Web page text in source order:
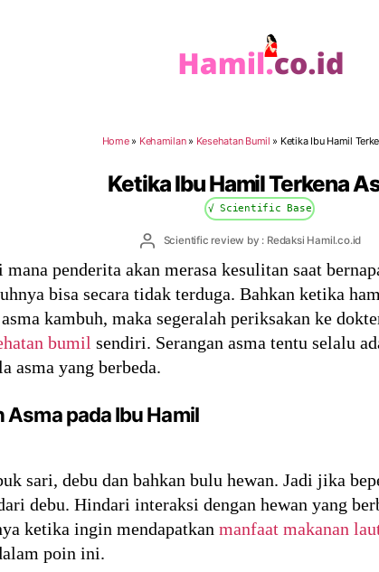
Home» Kehamilan» Kesehatan Bumil » Ketika Ibu Hamil
Ketika Ibu Hamil Terkena
√ Scientific Base
PostScientific review by : Redaksi Hamil.co.id
penderita akan merasa kesulitan saat
bisa secara tidak terduga. Bahkan ketika
kambuh, maka segeralah periksakan ke
bumil sendiri. Serangan asma tentu selalu
asma yang berbeda.
Asma pada Ibu Hamil
sari, debu dan bahkan bulu hewan. Jadi jika
debu. Hindari interaksi dengan hewan yang
ketika ingin mendapatkan manfaat makanan
poin ini.